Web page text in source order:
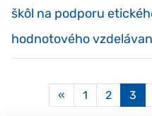
škôl na podporu
hodnotového
« 1 2 3